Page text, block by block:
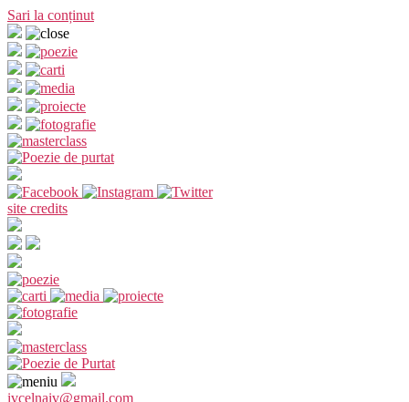
Sari la conținut
site credits
ivcelnaiv@gmail.com